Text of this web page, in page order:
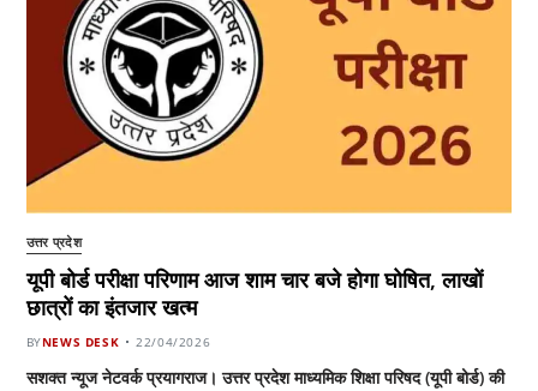
उत्तर प्रदेश
यूपी बोर्ड परीक्षा परिणाम आज शाम चार बजे होगा घोषित, लाखों
छात्रों का इंतजार खत्म
BYNEWS DESK 22/04/2026
सशक्त न्यूज नेटवर्क प्रयागराज। उत्तर प्रदेश माध्यमिक शिक्षा परिषद (यूपी बोर्ड) की